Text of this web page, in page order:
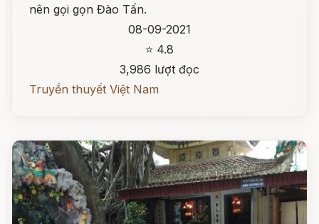
nên gọi gọn Đào Tấn.
08-09-2021
⭐ 4.8
3,986 lượt đọc
Truyền thuyết Việt Nam